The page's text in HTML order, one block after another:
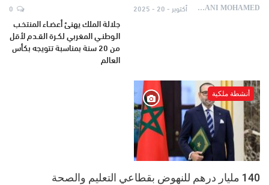
AYDANI MOHAMED أكتوبر - 20 - 2025
جلالة الملك يهنئ أعضـاء المنتخـب
الـوطنـي المغربي لكـرة القـدم لأقل
من 20 سنة بمناسبة تتويجه بكأس
العالم
أنشطة ملكية
140 مليار درهم للنهوض بقطاعي التعليم والصحة